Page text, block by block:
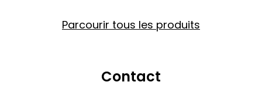
Parcourir tous les produits
Contact